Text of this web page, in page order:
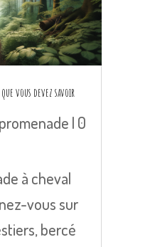
vous devez savoir
promenade | 0
à cheval
vous sur
bercé